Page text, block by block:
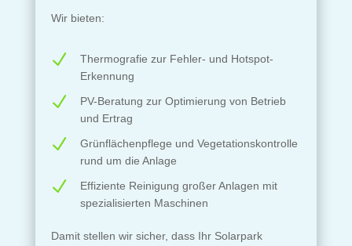
Wir bieten:
N
Thermografie zur Fehler- und Hotspot-
Erkennung
N
PV-Beratung zur Optimierung von Betrieb
und Ertrag
N
Grünflächenpflege und Vegetationskontrolle
rund um die Anlage
N
Effiziente Reinigung großer Anlagen mit
spezialisierten Maschinen
Damit stellen wir sicher, dass Ihr Solarpark